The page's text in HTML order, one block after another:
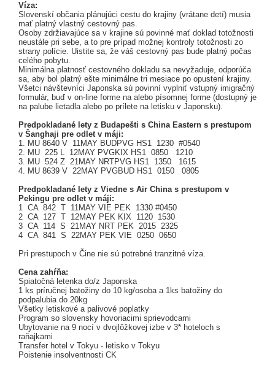
Víza:
Slovenskí občania plánujúci cestu do krajiny (vrátane detí) musia
mať platný vlastný cestovný pas.
Osoby zdržiavajúce sa v krajine sú povinné mať doklad totožnosti
neustále pri sebe, a to pre prípad možnej kontroly totožnosti zo
strany polície. Uistite sa, že váš cestovný pas bude platný počas
celého pobytu.
Minimálna platnosť cestovného dokladu sa nevyžaduje, odporúča
sa, aby bol platný ešte minimálne tri mesiace po opustení krajiny.
Všetci návštevníci Japonska sú povinní vyplniť vstupný imigračný
formulár, buď v on-line forme na alebo písomnej forme (dostupný je
na palube lietadla alebo po prílete na letisku v Japonsku).
Predpokladané lety z Budapešti s China Eastern s prestupom
v Šanghaji pre odlet v máji:
1. MU 8640 V 11MAY BUDPVG HS1 1230 #0540
2. MU 225 L 12MAY PVGKIX HS1 0850 1210
3. MU 524 Z 21MAY NRTPVG HS1 1350 1615
4. MU 8639 V 22MAY PVGBUD HS1 0150 0805
Predpokladané lety z Viedne s Air China s prestupom v
Pekingu pre odlet v máji:
1 CA 842 T 11MAY VIE PEK 1330 #0450
2 CA 127 T 12MAY PEK KIX 1120 1530
3 CA 114 S 21MAY NRT PEK 2015 2325
4 CA 841 S 22MAY PEK VIE 0250 0650
Pri prestupoch v Čine nie sú potrebné tranzitné víza.
Cena zahŕňa:
Spiatočná letenka do/z Japonska
1 ks príručnej batožiny do 10 kg/osoba a 1ks batožiny do
podpalubia do 20kg
Všetky letiskové a palivové poplatky
Program so slovensky hovoriacimi sprievodcami
Ubytovanie na 9 nocí v dvojlôžkovej izbe v 3* hoteloch s
raňajkami
Transfer hotel v Tokyu - letisko v Tokyu
Poistenie insolventnosti CK